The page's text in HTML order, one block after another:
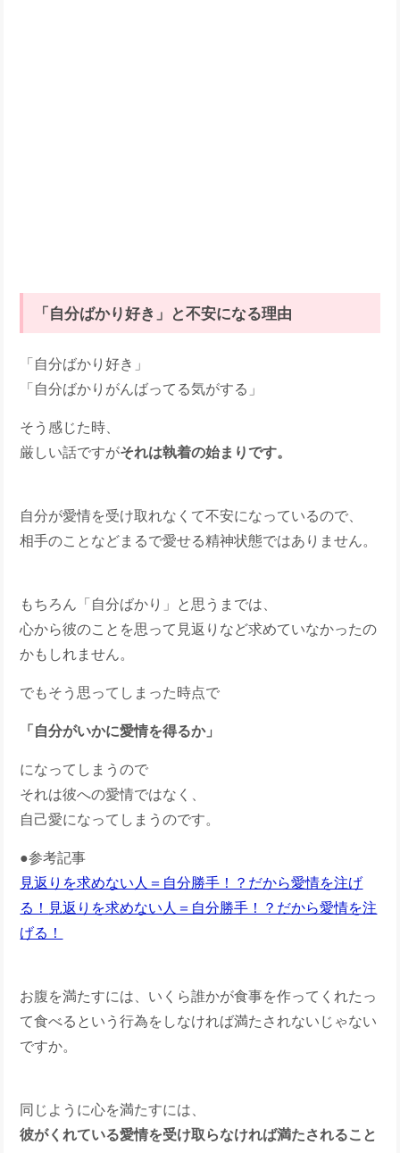
「自分ばかり好き」と不安になる理由
「自分ばかり好き」
「自分ばかりがんばってる気がする」
そう感じた時、
厳しい話ですがそれは執着の始まりです。
自分が愛情を受け取れなくて不安になっているので、
相手のことなどまるで愛せる精神状態ではありません。
もちろん「自分ばかり」と思うまでは、
心から彼のことを思って見返りなど求めていなかったの
かもしれません。
でもそう思ってしまった時点で
「自分がいかに愛情を得るか」
になってしまうので
それは彼への愛情ではなく、
自己愛になってしまうのです。
●参考記事
見返りを求めない人＝自分勝手！？だから愛情を注げ
る！ 見返りを求めない人＝自分勝手！？だから愛情を注
げる！
お腹を満たすには、いくら誰かが食事を作ってくれたっ
て食べるという行為をしなければ満たされないじゃない
ですか。
同じように心を満たすには、
彼がくれている愛情を受け取らなければ満たされること